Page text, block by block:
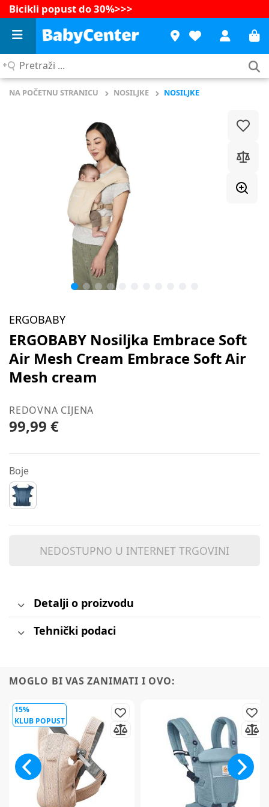
Bicikli popust do 30%>>>
Pretraži
NA POČETNU STRANICU NOSILJKE NOSILJKE
ERGOBABY
ERGOBABY Nosiljka Embrace Soft
Air Mesh Cream Embrace Soft Air
Mesh cream
REDOVNA CIJENA
99,99 €
Boje
NEDOSTUPNO U INTERNET TRGOVINI
Detalji o proizvodu
Tehnički podaci
MOGLO BI VAS ZANIMATI I OVO:
15%
KLUB POPUST